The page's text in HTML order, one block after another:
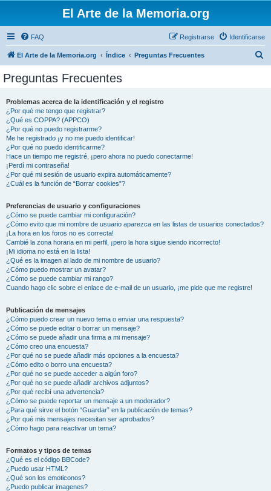
El Arte de la Memoria.org
FAQ Identificarse
Registrarse
El Arte de la Memoria.org Índice Preguntas Frecuentes
Preguntas Frecuentes
Problemas acerca de la identificación y el registro
¿Por qué me tengo que registrar?
¿Qué es COPPA? (APPCO)
¿Por qué no puedo registrarme?
Me he registrado ¡y no me puedo identificar!
¿Por qué no puedo identificarme?
Hace un tiempo me registré, ¡pero ahora no puedo conectarme!
¡Perdí mi contraseña!
¿Por qué mi sesión de usuario expira automáticamente?
¿Cuál es la función de “Borrar cookies”?
Preferencias de usuario y configuraciones
¿Cómo se puede cambiar mi configuración?
¿Cómo evito que mi nombre de usuario aparezca en las listas de usuarios conectados?
¡La hora en los foros no es correcta!
Cambié la zona horaria en mi perfil, ¡pero la hora sigue siendo incorrecto!
¡Mi idioma no está en la lista!
¿Qué es la imagen al lado de mi nombre de usuario?
¿Cómo puedo mostrar un avatar?
¿Cómo se puede cambiar mi rango?
Cuando hago clic sobre el enlace de e-mail de un usuario, ¡me pide que me registre!
Publicación de mensajes
¿Cómo puedo crear un nuevo tema o enviar una respuesta?
¿Cómo se puede editar o borrar un mensaje?
¿Cómo se puede añadir una firma a mi mensaje?
¿Cómo creo una encuesta?
¿Por qué no se puede añadir más opciones a la encuesta?
¿Cómo edito o borro una encuesta?
¿Por qué no se puede acceder a algún foro?
¿Por qué no se puede añadir archivos adjuntos?
¿Por qué recibí una advertencia?
¿Cómo se puede reportar un mensaje a un moderador?
¿Para qué sirve el botón “Guardar” en la publicación de temas?
¿Por qué mis mensajes necesitan ser aprobados?
¿Cómo hago para reactivar un tema?
Formatos y tipos de temas
¿Qué es el código BBCode?
¿Puedo usar HTML?
¿Qué son los emoticonos?
¿Puedo publicar imagenes?